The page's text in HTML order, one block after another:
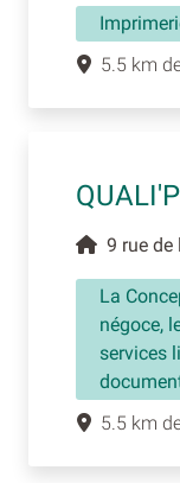
5.5 km
9 rue de
La
négoce,
services
5.5 km